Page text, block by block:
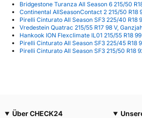
Bridgestone Turanza All Season 6 215/50
Continental AllSeasonContact 2 215/50 R18
Pirelli Cinturato All Season SF3 225/40 R18
Vredestein Quatrac 215/55 R17 98 V,
Hankook ION Flexclimate IL01 215/55 R18
Pirelli Cinturato All Season SF3 225/45 R18
Pirelli Cinturato All Season SF3 215/50 R18
Über CHECK24